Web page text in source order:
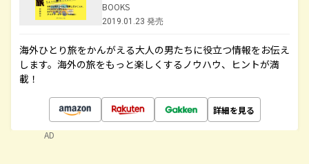
BOOKS
2019.01.23 発売
海外ひとり旅をかんがえる大人の男たちに役立つ情報をお伝え
します。海外の旅をもっと楽しくするノウハウ、ヒントが満
載！
詳細を見る
AD